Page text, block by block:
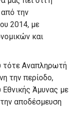
από την
2014, με
και
τότε Αναπληρωτή
την περίοδο,
Άμυνας με
αποδέσμευση